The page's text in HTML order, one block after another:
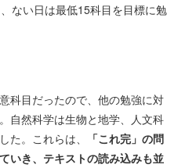
ない日は最低15科目を目標に勉
科目だったので、他の勉強に対
自然科学は生物と地学、人文科
た。これらは、
「これ完」の問
いき、テキストの読み込みも並